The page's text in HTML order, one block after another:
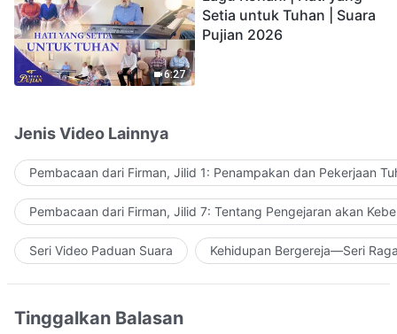
6:27
Setia untuk Tuhan | Suara
Pujian 2026
Jenis Video Lainnya
Pembacaan dari Firman, Jilid 1: Penampakan dan Pekerjaan
Pembacaan dari Firman, Jilid 7: Tentang Pengejaran akan
Seri Video Paduan Suara Kehidupan Bergereja—Seri
Tinggalkan Balasan